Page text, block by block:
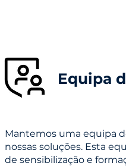
Equipa
Mantemos uma equipa
nossas soluções. Esta
de sensibilização e